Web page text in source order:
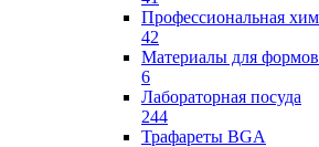
Профессиональная
42
Материалы для
6
Лабораторная посуда
244
Трафареты BGA